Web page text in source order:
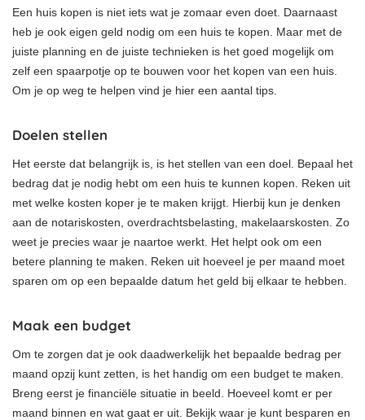
Een huis kopen is niet iets wat je zomaar even doet. Daarnaast
heb je ook eigen geld nodig om een huis te kopen. Maar met de
juiste planning en de juiste technieken is het goed mogelijk om
zelf een spaarpotje op te bouwen voor het kopen van een huis.
Om je op weg te helpen vind je hier een aantal tips.
Doelen stellen
Het eerste dat belangrijk is, is het stellen van een doel. Bepaal het
bedrag dat je nodig hebt om een huis te kunnen kopen. Reken uit
met welke kosten koper je te maken krijgt. Hierbij kun je denken
aan de notariskosten, overdrachtsbelasting, makelaarskosten. Zo
weet je precies waar je naartoe werkt. Het helpt ook om een
betere planning te maken. Reken uit hoeveel je per maand moet
sparen om op een bepaalde datum het geld bij elkaar te hebben.
Maak een budget
Om te zorgen dat je ook daadwerkelijk het bepaalde bedrag per
maand opzij kunt zetten, is het handig om een budget te maken.
Breng eerst je financiële situatie in beeld. Hoeveel komt er per
maand binnen en wat gaat er uit. Bekijk waar je kunt besparen en